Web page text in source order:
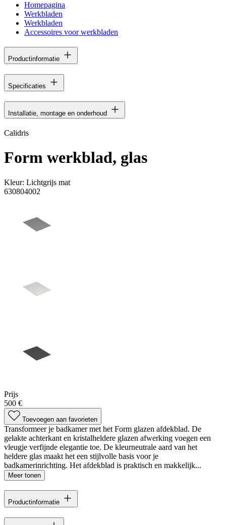
Homepagina
Werkbladen
Werkbladen
Accessoires voor werkbladen
Productinformatie
Specificaties
Installatie, montage en onderhoud
Calidris
Form werkblad, glas
Kleur: Lichtgrijs mat
630804002
Prijs
500 €
Toevoegen aan favorieten
Transformeer je badkamer met het Form glazen afdekblad. De
gelakte achterkant en kristalheldere glazen afwerking voegen een
vleugje verfijnde elegantie toe. De kleurneutrale aard van het
heldere glas maakt het een stijlvolle basis voor je
badkamerinrichting. Het afdekblad is praktisch en makkelijk...
Meer tonen
Productinformatie